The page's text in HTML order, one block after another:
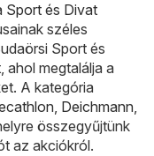
Sport és Divat
széles
Sport és
ahol megtalálja a
A kategória
, Deichmann,
összegyűjtünk
az akciókról.